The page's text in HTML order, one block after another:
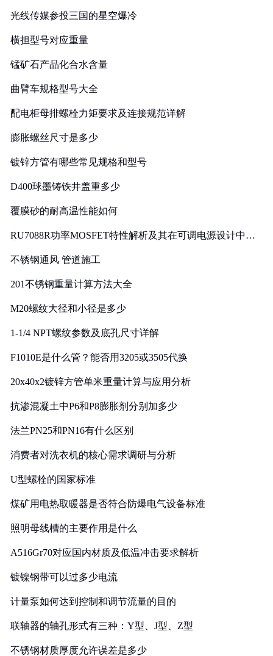
光线传媒参投三国的星空爆冷
横担型号对应重量
锰矿石产品化合水含量
曲臂车规格型号大全
配电柜母排螺栓力矩要求及连接规范详解
膨胀螺丝尺寸是多少
镀锌方管有哪些常见规格和型号
D400球墨铸铁井盖重多少
覆膜砂的耐高温性能如何
RU7088R功率MOSFET特性解析及其在可调电源设计中的
不锈钢通风 管道施工
201不锈钢重量计算方法大全
M20螺纹大径和小径是多少
1-1/4 NPT螺纹参数及底孔尺寸详解
F1010E是什么管？能否用3205或3505代换
20x40x2镀锌方管单米重量计算与应用分析
抗渗混凝土中P6和P8膨胀剂分别加多少
法兰PN25和PN16有什么区别
消费者对洗衣机的核心需求调研与分析
U型螺栓的国家标准
煤矿用电热取暖器是否符合防爆电气设备标准
照明母线槽的主要作用是什么
A516Gr70对应国内材质及低温冲击要求解析
镀镍钢带可以过多少电流
计量泵如何达到控制和调节流量的目的
联轴器的轴孔形式有三种：Y型、J型、Z型
不锈钢材质厚度允许误差是多少